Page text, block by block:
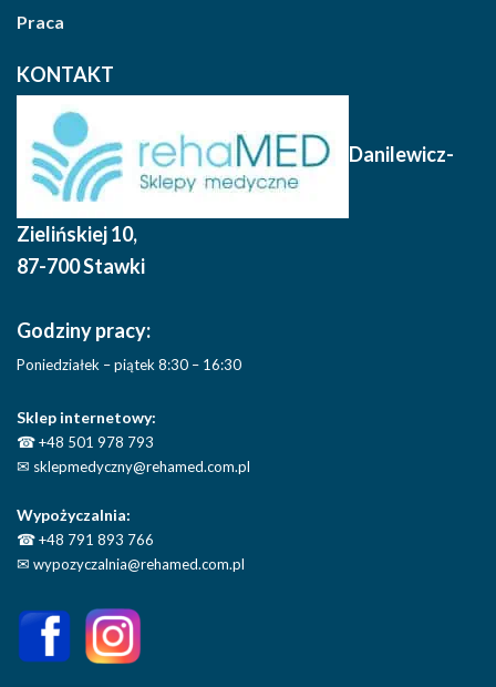
Praca
KONTAKT
Danilewicz-
Zielińskiej 10,
87-700 Stawki
Godziny pracy:
Poniedziałek – piątek 8:30 – 16:30
Sklep internetowy:
☎+48 501 978 793
✉ sklepmedyczny@rehamed.com.pl
Wypożyczalnia:
☎+48 791 893 766
✉ wypozyczalnia@rehamed.com.pl